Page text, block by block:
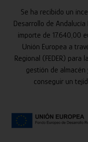
Se ha recibido un
Desarrollo de Andalucía
importe de 17.640,00
Unión Europea a
Regional (FEDER) para
gestión de almacén
conseguir un